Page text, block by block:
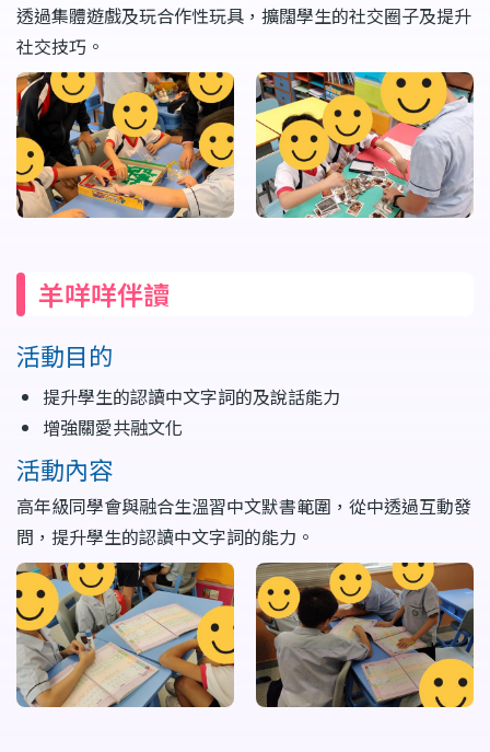
透過集體遊戲及玩合作性玩具，擴闊學生的社交圈子及提升
社交技巧。
羊咩咩伴讀
活動目的
提升學生的認讀中文字詞的及說話能力
增強關愛共融文化
活動內容
高年級同學會與融合生溫習中文默書範圍，從中透過互動發
問，提升學生的認讀中文字詞的能力。